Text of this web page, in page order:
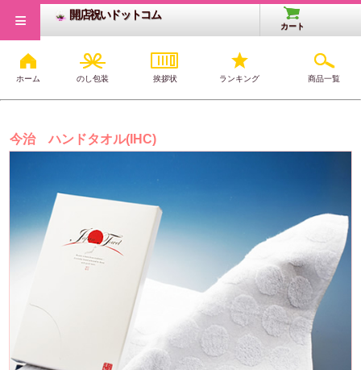
開店祝いドットコム
カート
ホーム のし包装 挨拶状 ランキング 商品一覧
≡
今治 ハンドタオル(IHC)